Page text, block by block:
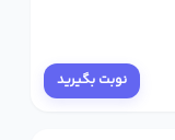
نوبت بگیرید